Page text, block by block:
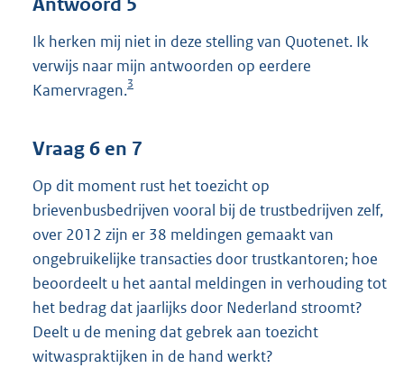
Ik herken mij niet in deze stelling van Quotenet. Ik
verwijs naar mijn antwoorden op eerdere
Kamervragen.3
Vraag 6 en 7
Op dit moment rust het toezicht op
brievenbusbedrijven vooral bij de trustbedrijven zelf,
over 2012 zijn er 38 meldingen gemaakt van
ongebruikelijke transacties door trustkantoren; hoe
beoordeelt u het aantal meldingen in verhouding tot
het bedrag dat jaarlijks door Nederland stroomt?
Deelt u de mening dat gebrek aan toezicht
witwaspraktijken in de hand werkt?